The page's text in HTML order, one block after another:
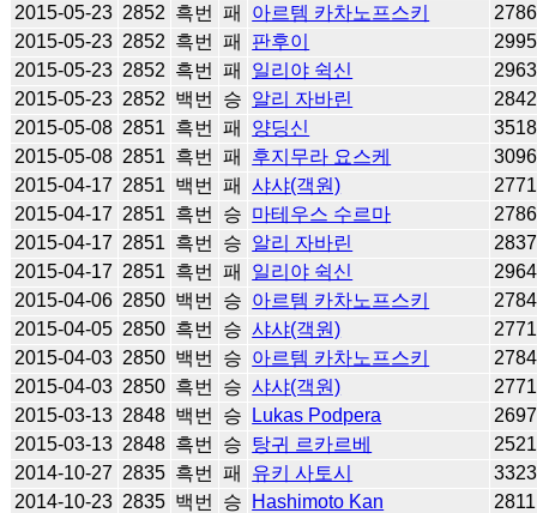
2015-05-23 2852 흑번 패 아르템 카차노프스키
2786
2015-05-23 2852 흑번 패 판후이
2995
2015-05-23 2852 흑번 패 일리야 쉭신
2963
2015-05-23 2852 백번 승 알리 자바린
2842
2015-05-08 2851 흑번 패 양딩신
3518
2015-05-08 2851 흑번 패 후지무라 요스케
3096
2015-04-17 2851 백번 패 샤샤(객원)
2771
2015-04-17 2851 흑번 승 마테우스 수르마
2786
2015-04-17 2851 흑번 승 알리 자바린
2837
2015-04-17 2851 흑번 패 일리야 쉭신
2964
2015-04-06 2850 백번 승 아르템 카차노프스키
2784
2015-04-05 2850 흑번 승 샤샤(객원)
2771
2015-04-03 2850 백번 승 아르템 카차노프스키
2784
2015-04-03 2850 흑번 승 샤샤(객원)
2771
2015-03-13 2848 백번 승 Lukas Podpera
2697
2015-03-13 2848 흑번 승 탕귀 르카르베
2521
2014-10-27 2835 흑번 패 유키 사토시
3323
2014-10-23 2835 백번 승 Hashimoto Kan
2811